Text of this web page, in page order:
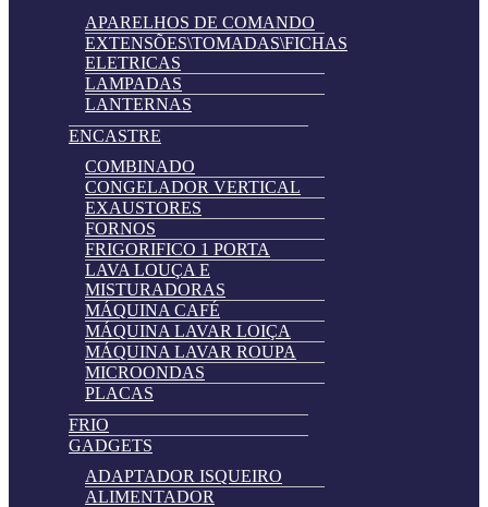
APARELHOS DE COMANDO
EXTENSÕES\TOMADAS\FICHAS
ELETRICAS
LAMPADAS
LANTERNAS
ENCASTRE
COMBINADO
CONGELADOR VERTICAL
EXAUSTORES
FORNOS
FRIGORIFICO 1 PORTA
LAVA LOUÇA E
MISTURADORAS
MÁQUINA CAFÉ
MÁQUINA LAVAR LOIÇA
MÁQUINA LAVAR ROUPA
MICROONDAS
PLACAS
FRIO
GADGETS
ADAPTADOR ISQUEIRO
ALIMENTADOR